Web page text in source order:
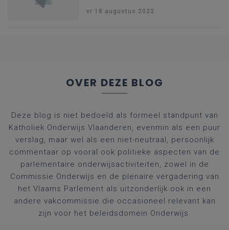
vr 18 augustus 2023
OVER DEZE BLOG
Deze blog is niet bedoeld als formeel standpunt van
Katholiek Onderwijs Vlaanderen, evenmin als een puur
verslag, maar wel als een niet-neutraal, persoonlijk
commentaar op vooral ook politieke aspecten van de
parlementaire onderwijsactiviteiten, zowel in de
Commissie Onderwijs en de plenaire vergadering van
het Vlaams Parlement als uitzonderlijk ook in een
andere vakcommissie die occasioneel relevant kan
zijn voor het beleidsdomein Onderwijs.